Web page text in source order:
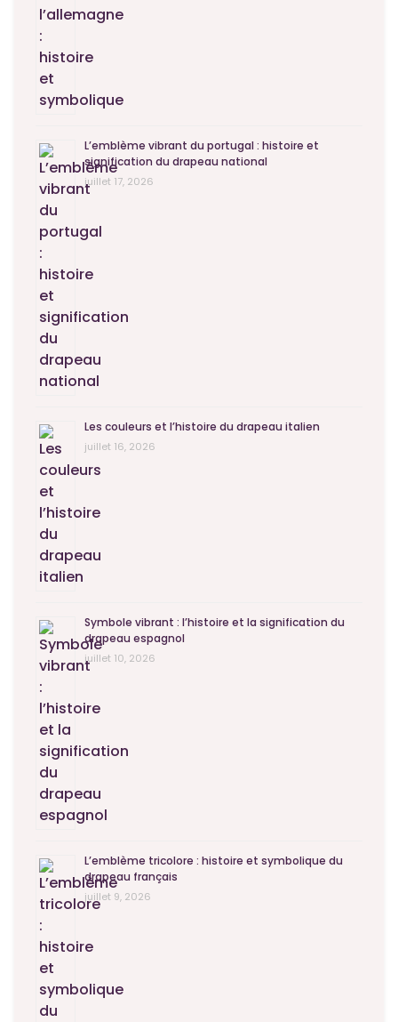
L’emblème vibrant du portugal : histoire et
signification du drapeau national
juillet 17, 2026
Les couleurs et l’histoire du drapeau italien
juillet 16, 2026
Symbole vibrant : l’histoire et la signification du
drapeau espagnol
juillet 10, 2026
L’emblème tricolore : histoire et symbolique du
drapeau français
juillet 9, 2026